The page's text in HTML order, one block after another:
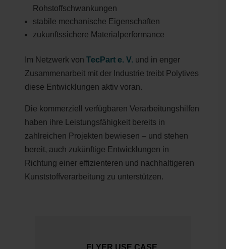
Rohstoffschwankungen
stabile mechanische Eigenschaften
zukunftssichere Materialperformance
Im Netzwerk von TecPart e. V. und in enger
Zusammenarbeit mit der Industrie treibt Polytives
diese Entwicklungen aktiv voran.
Die kommerziell verfügbaren Verarbeitungshilfen
haben ihre Leistungsfähigkeit bereits in
zahlreichen Projekten bewiesen – und stehen
bereit, auch zukünftige Entwicklungen in
Richtung einer effizienteren und nachhaltigeren
Kunststoffverarbeitung zu unterstützen.
FLYER USE CASE